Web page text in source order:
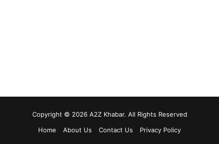
Copyright © 2026 A2Z Khabar. All Rights Reserved
Home
About Us Contact Us Privacy Policy